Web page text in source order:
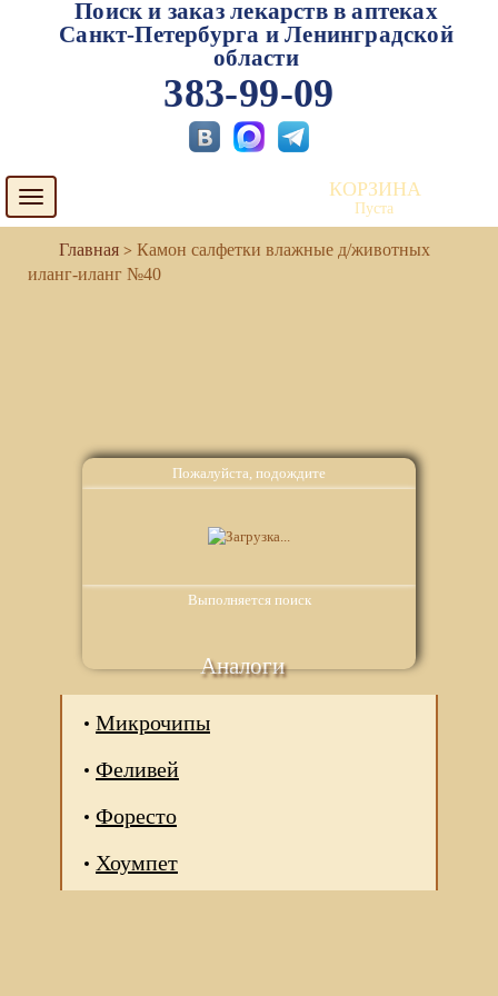
Пожалуйста, подождите
Выполняется поиск
Поиск и заказ лекарств в аптеках
Санкт-Петербурга и Ленинградской
области
383-99-09
Toggle
navigation
КОРЗИНА
Пуста
Камон салфетки влажные д/животных
иланг-иланг №40
Аналоги
Микрочипы
Феливей
Форесто
Хоумпет
Мы используем файлы Сookie для корректной работы